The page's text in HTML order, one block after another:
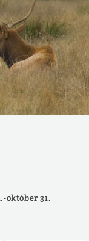
október 31.